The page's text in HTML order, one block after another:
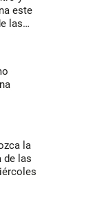
este
las
la
de las